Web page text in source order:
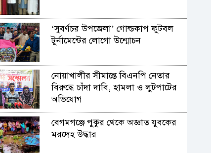
‘সুবর্ণচর উপজেলা’ গোল্ডকাপ ফুটবল
টুর্নামেন্টের লোগো উন্মোচন
নোয়াখালীর সীমান্তে বিএনপি নেতার
বিরুদ্ধে চাঁদা দাবি, হামলা ও লুটপাটের
অভিযোগ
বেগমগঞ্জে পুকুর থেকে অজ্ঞাত যুবকের
মরদেহ উদ্ধার